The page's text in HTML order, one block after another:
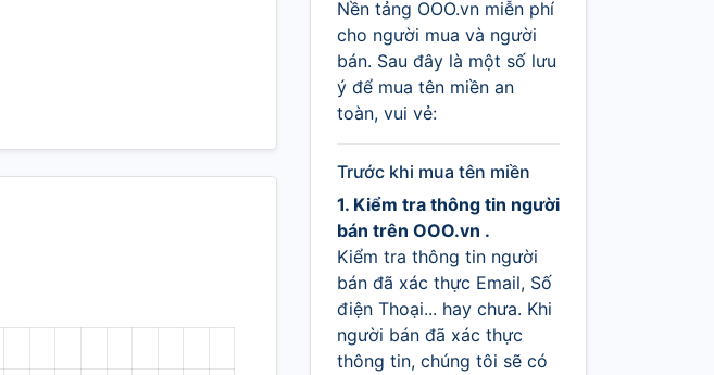
Nền tảng OOO.vn miễn phí
cho người mua và người
bán. Sau đây là một số lưu
ý để mua tên miền an
toàn, vui vẻ:
Trước khi mua tên miền
1. Kiểm tra thông tin người
bán trên OOO.vn .
Kiểm tra thông tin người
bán đã xác thực Email, Số
điện Thoại... hay chưa. Khi
người bán đã xác thực
thông tin, chúng tôi sẽ có